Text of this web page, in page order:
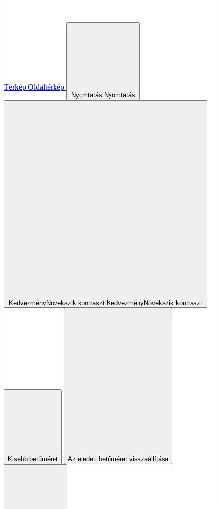
Térkép Oldaltérkép
Nyomtatás Nyomtatás
KedvezményNövekszik kontraszt KedvezményNövekszik kontraszt
Kisebb betűméret Az eredeti betűméret visszaállítása